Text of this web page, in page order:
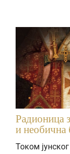
Радионица
и необична
Током